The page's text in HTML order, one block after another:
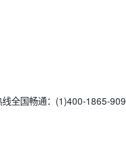
全国畅通：(1)400-1865-909